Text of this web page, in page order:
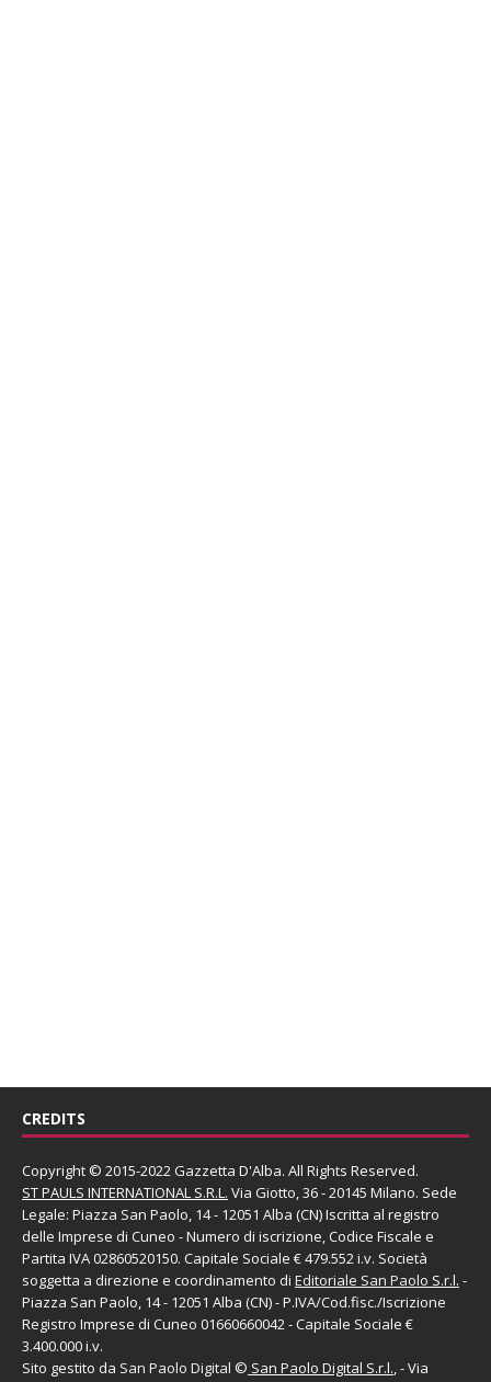
CREDITS
Copyright © 2015-2022 Gazzetta D'Alba. All Rights Reserved.
ST PAULS INTERNATIONAL S.R.L. Via Giotto, 36 - 20145 Milano. Sede
Legale: Piazza San Paolo, 14 - 12051 Alba (CN) Iscritta al registro
delle Imprese di Cuneo - Numero di iscrizione, Codice Fiscale e
Partita IVA 02860520150. Capitale Sociale € 479.552 i.v. Società
soggetta a direzione e coordinamento di Editoriale San Paolo S.r.l. -
Piazza San Paolo, 14 - 12051 Alba (CN) - P.IVA/Cod.fisc./Iscrizione
Registro Imprese di Cuneo 01660660042 - Capitale Sociale €
3.400.000 i.v.
Sito gestito da San Paolo Digital © San Paolo Digital S.r.l., - Via